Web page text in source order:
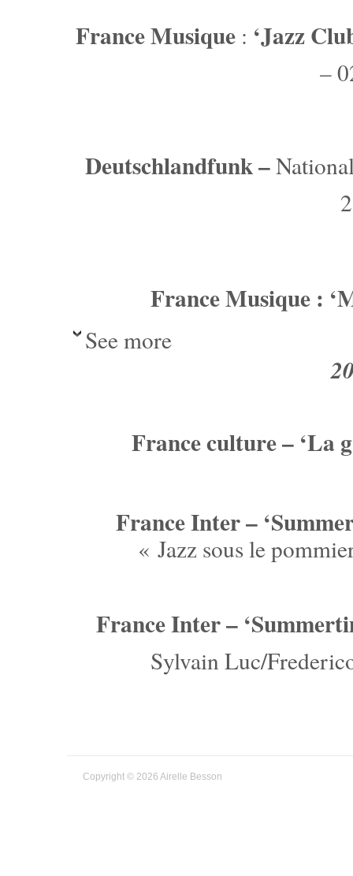
France Musique : ‘Jazz
–
Deutschlandfunk –
France Musique :
See more
France culture – ‘La
France Inter –
« Jazz sous le
France Inter –
Sylvain Luc/
Copyright © 2026 Airelle Besson